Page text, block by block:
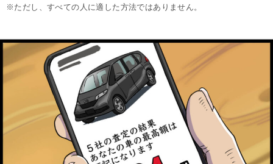
※ただし、すべての人に適した方法ではありません。